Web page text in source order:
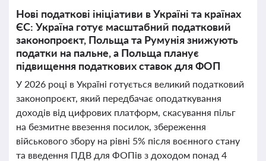
Нові податкові ініціативи в Україні та країнах
ЄС: Україна готує масштабний податковий
законопроєкт, Польща та Румунія знижують
податки на пальне, а Польща планує
підвищення податкових ставок для ФОП
У 2026 році в Україні готується великий податковий
законопроєкт, який передбачає оподаткування
доходів від цифрових платформ, скасування пільг
на безмитне ввезення посилок, збереження
військового збору на рівні 5% після воєнного стану
та введення ПДВ для ФОПів з доходом понад 4